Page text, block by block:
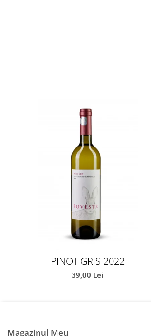
PINOT GRIS 2022
39,00 Lei
Magazinul Meu